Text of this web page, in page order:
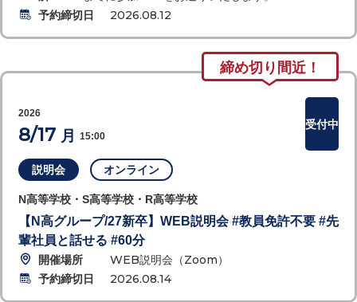
予約締切日
2026.08.12
締め切り間近！
説明会 オンライン
N高等学校・S高等学校・R高等学校
【N高グループ/27新卒】WEB説明会 #教員免許不要 #先
輩社員と話せる #60分
開催場所
WEB説明会（Zoom）
予約締切日
2026.08.14
2026
8/17 月 15:00
受付中